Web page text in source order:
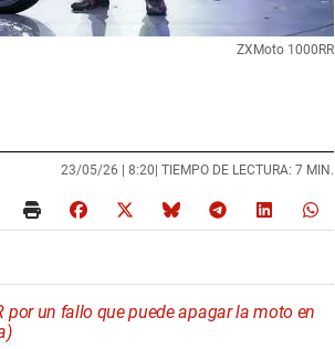
ZXMoto 1000RR
23/05/26 | 8:20 | TIEMPO DE LECTURA: 7 MIN.
por un fallo que puede apagar la moto en